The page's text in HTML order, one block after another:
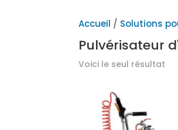
Accueil / Solutions
Pulvérisateur
Voici le seul résultat